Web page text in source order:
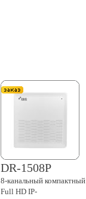
DR-1508P
8-канальный компактный
Full HD IP-